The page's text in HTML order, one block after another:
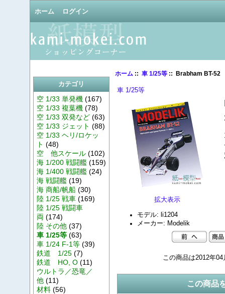
ホーム ログイン
カテゴリ
空 1/33 単発機(167)
空 1/33 複葉機(78)
空 1/33 双発など(63)
空 1/33 ジェット (88)
空 1/33 ヘリ/ロケッ
ト (48)
空 他スケール(102)
海 1/200 戦闘艦(159)
海 1/400 戦闘艦(24)
海 戦闘艦(19)
海 商船/帆船(30)
陸 1/25 戦車(169)
陸 1/25 戦闘車
両 (174)
陸 その他(37)
車 1/25等(63)
車 1/24 F-1等(39)
鉄道 1/25(7)
鉄道 HO, O(11)
ウルトラ／恐竜／
他(11)
材料(56)
ホーム:: 車 1/25等:: Brabham BT-52
車 1/25等
拡大表示
モデル: li1204
メーカー: Modelik
この商品は2012年
この商品